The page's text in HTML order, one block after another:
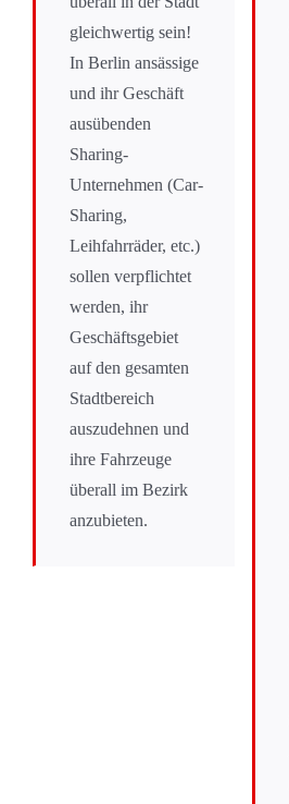
gleichwertig sein!
In Berlin ansässige
und ihr Geschäft
ausübenden
Sharing-
Unternehmen (Car-
Sharing,
Leihfahrräder, etc.)
sollen verpflichtet
werden, ihr
Geschäftsgebiet
auf den gesamten
Stadtbereich
auszudehnen und
ihre Fahrzeuge
überall im Bezirk
anzubieten.